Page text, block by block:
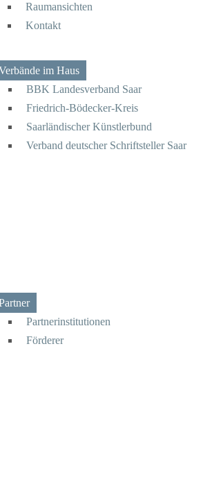
Raumansichten
Kontakt
im Haus
BBK Landesverband Saar
Friedrich-Bödecker-Kreis
Saarländischer Künstlerbund
Verband deutscher Schriftsteller Saar
Partnerinstitutionen
Förderer